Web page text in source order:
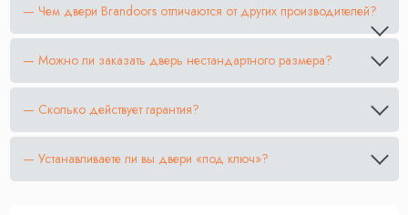
— Чем двери Brandoors отличаются от других производителей?
— Можно ли заказать дверь нестандартного размера?
— Сколько действует гарантия?
— Устанавливаете ли вы двери «под ключ»?